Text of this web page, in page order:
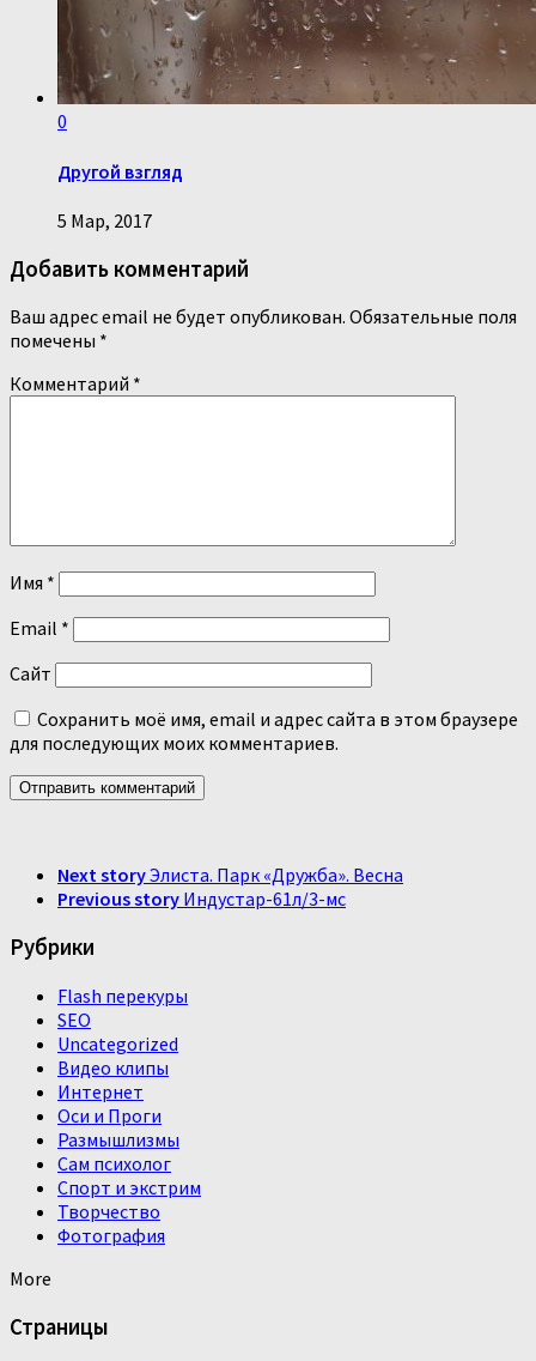
0
Другой взгляд
5 Мар, 2017
Добавить комментарий
Ваш адрес email не будет опубликован. Обязательные поля
помечены *
Комментарий *
Имя *
Email *
Сайт
Сохранить моё имя, email и адрес сайта в этом браузере
для последующих моих комментариев.
Next storyЭлиста. Парк «Дружба». Весна
Previous story Индустар-61л/3-мс
Рубрики
Flash перекуры
SEO
Uncategorized
Видео клипы
Интернет
Оси и Проги
Размышлизмы
Сам психолог
Спорт и экстрим
Творчество
Фотография
More
Страницы